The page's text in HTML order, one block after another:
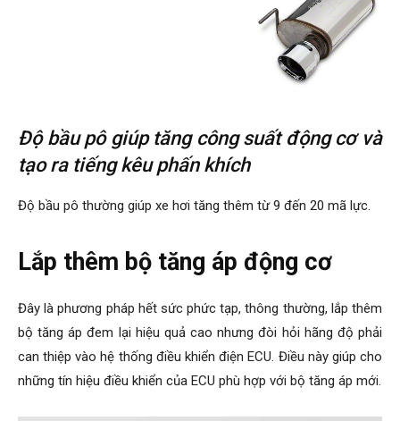
Độ bầu pô giúp tăng công suất động cơ và
tạo ra tiếng kêu phấn khích
Độ bầu pô thường giúp xe hơi tăng thêm từ 9 đến 20 mã lực.
Lắp thêm bộ tăng áp động cơ
Đây là phương pháp hết sức phức tạp, thông thường, lắp thêm